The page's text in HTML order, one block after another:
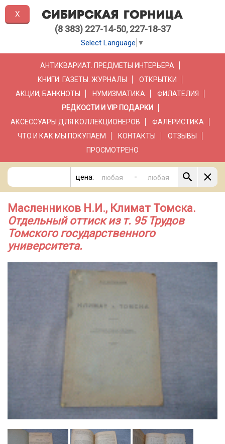
(8 383) 227-14-50, 227-18-37
Select Language ▼
АНТИКВАРИАТ. ПРЕДМЕТЫ ИНТЕРЬЕРА
КНИГИ. ГАЗЕТЫ. ЖУРНАЛЫ
ОТКРЫТКИ
АКЦИИ, БАНКНОТЫ
НУМИЗМАТИКА
ФИЛАТЕЛИЯ
РЕДКОСТИ И VIP ПОДАРКИ
АКСЕССУАРЫ ДЛЯ КОЛЛЕКЦИОНЕРОВ
ФАЛЕРИСТИКА
ЧТО И КАК МЫ ПОКУПАЕМ
КОНТАКТЫ
ОТЗЫВЫ
ПРОСМОТРЕНО
цена: -
Масленников Н.И., Климат Томска.
Отдельный оттиск из т. 95 Трудов
Томского государственного
университета.
X